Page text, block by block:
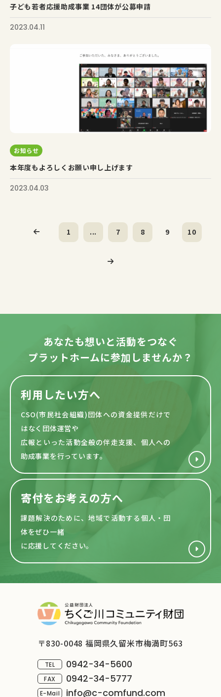
子ども若者応援助成事業 14団体が公募申請
2023.04.11
お知らせ
本年度もよろしくお願い申し上げます
2023.04.03
1 ... 7 8 9 10
あなたも想いと活動をつなぐ
プラットホームに参加しませんか？
利用したい方へ
CSO(市民社会組織)団体への資金提供だけで
はなく団体運営や
広報といった活動全般の伴走支援、個人への
助成事業を行っています。
寄付をお考えの方へ
課題解決のために、地域で活動する 個人・団
体をぜひ一緒
に応援してください。
〒830-0048 福岡県久留米市梅満町563
TEL 0942-34-5600
FAX 0942-34-5777
E-Mail info@c-comfund.com